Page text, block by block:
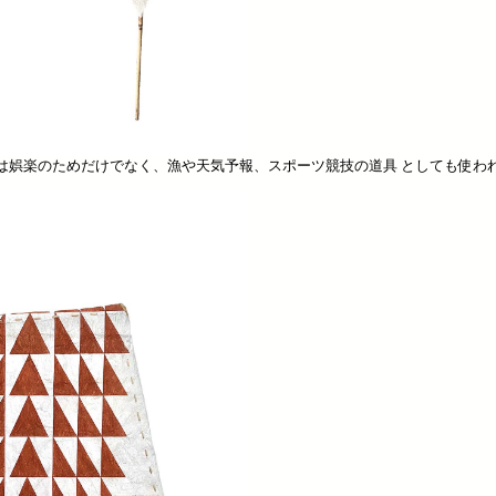
娯楽のためだけでなく、漁や天気予報、スポーツ競技の道具 としても使わ